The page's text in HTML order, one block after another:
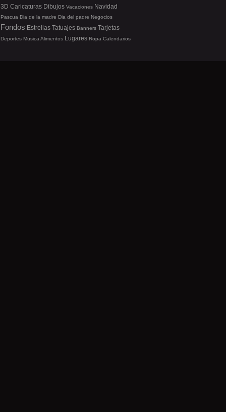
3D Caricaturas Dibujos Vacaciones Navidad
Pascua Dia de la madre Dia del padre Negocios
Fondos Estrellas Tatuajes Banners Tarjetas
Deportes Musica Alimentos Lugares Ropa Calendarios